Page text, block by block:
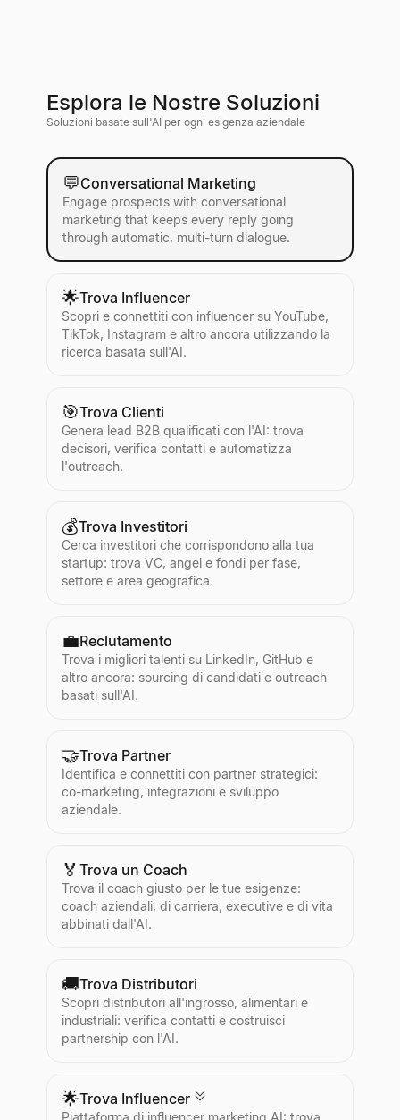
Esplora le Nostre Soluzioni
Soluzioni basate sull'AI per ogni esigenza aziendale
💬Conversational Marketing
Engage prospects with conversational
marketing that keeps every reply going
through automatic, multi-turn dialogue.
🌟Trova Influencer
Scopri e connettiti con influencer su YouTube,
TikTok, Instagram e altro ancora utilizzando la
ricerca basata sull'AI.
🎯Trova Clienti
Genera lead B2B qualificati con l'AI: trova
decisori, verifica contatti e automatizza
l'outreach.
💰Trova Investitori
Cerca investitori che corrispondono alla tua
startup: trova VC, angel e fondi per fase,
settore e area geografica.
💼Reclutamento
Trova i migliori talenti su LinkedIn, GitHub e
altro ancora: sourcing di candidati e outreach
basati sull'AI.
🤝Trova Partner
Identifica e connettiti con partner strategici:
co-marketing, integrazioni e sviluppo
aziendale.
🏅 Trova un Coach
Trova il coach giusto per le tue esigenze:
coach aziendali, di carriera, executive e di vita
abbinati dall'AI.
🚚Trova Distributori
Scopri distributori all'ingrosso, alimentari e
industriali: verifica contatti e costruisci
partnership con l'AI.
🌟Trova Influencer